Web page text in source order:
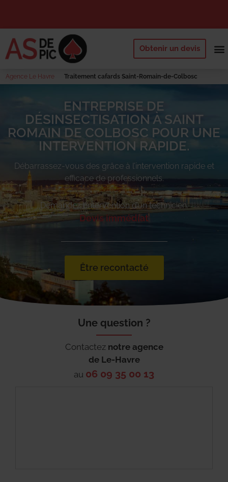
Obtenir un devis
Agence Le Havre Traitement cafards Saint-Romain-de-Colbosc
ENTREPRISE DE
DÉSINSECTISATION À SAINT
ROMAIN DE COLBOSC POUR UNE
INTERVENTION RAPIDE.
Débarrassez-vous des grâce à l’intervention rapide et
efficace de professionnels.
Demandez l’intervention d’un technicien.
Devis immédiat
Être recontacté
Une question ?
Contactez notre agence
de Le-Havre
au 06 09 35 00 13